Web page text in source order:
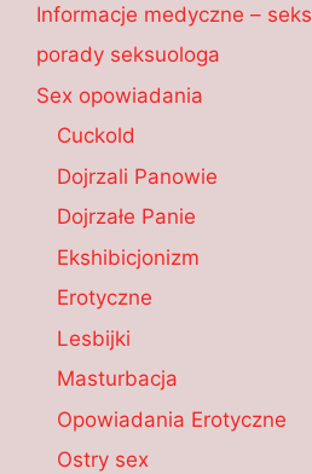
Informacje medyczne – seks
porady seksuologa
Sex opowiadania
Cuckold
Dojrzali Panowie
Dojrzałe Panie
Ekshibicjonizm
Erotyczne
Lesbijki
Masturbacja
Opowiadania Erotyczne
Ostry sex